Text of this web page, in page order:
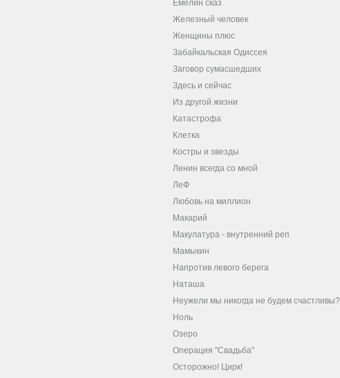
Емелин сказ
Железный человек
Женщины плюс
Забайкальская Одиссея
Заговор сумасшедших
Здесь и сейчас
Из другой жизни
Катастрофа
Клетка
Костры и звезды
Ленин всегда со мной
ЛеФ
Любовь на миллион
Макарий
Макулатура - внутренний реп
Мамыкин
Напротив левого берега
Наташа
Неужели мы никогда не будем счастливы?
Ноль
Озеро
Операция "Свадьба"
Осторожно! Цирк!